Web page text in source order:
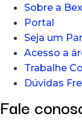
Sobre a
Portal
Seja um
Acesso a
Trabalhe
Dúvidas
Fale